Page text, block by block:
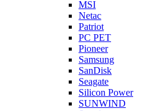
MSI
Netac
Patriot
PC PET
Pioneer
Samsung
SanDisk
Seagate
Silicon Power
SUNWIND